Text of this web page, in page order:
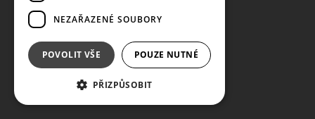
NEZAŘAZENÉ SOUBORY
POVOLIT VŠE POUZE NUTNÉ
PŘIZPŮSOBIT